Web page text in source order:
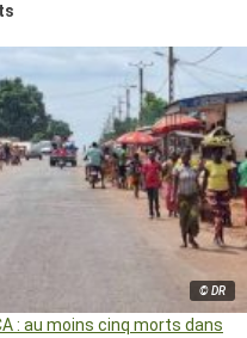
© DR
: au moins cinq morts dans